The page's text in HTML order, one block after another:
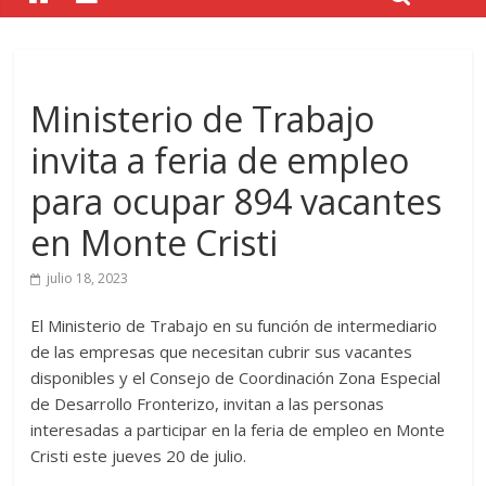
Ministerio de Trabajo
invita a feria de empleo
para ocupar 894 vacantes
en Monte Cristi
julio 18, 2023
El Ministerio de Trabajo en su función de intermediario
de las empresas que necesitan cubrir sus vacantes
disponibles y el Consejo de Coordinación Zona Especial
de Desarrollo Fronterizo, invitan a las personas
interesadas a participar en la feria de empleo en Monte
Cristi este jueves 20 de julio.